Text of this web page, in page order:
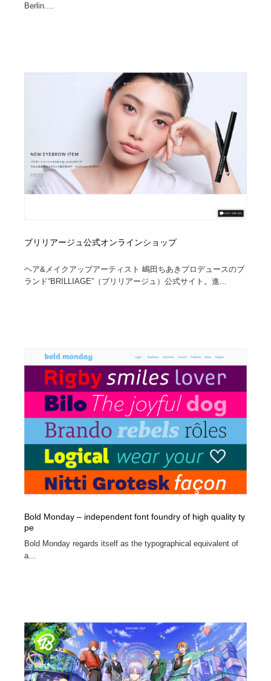
Berlin....
ブリリアージュ公式オンラインショップ
ヘア&メイクアップアーティスト 嶋田ちあきプロデュースのブ
ランド“BRILLIAGE”（ブリリアージュ）公式サイト。進...
Bold Monday – independent font foundry of high quality ty
pe
Bold Monday regards itself as the typographical equivalent of
a...